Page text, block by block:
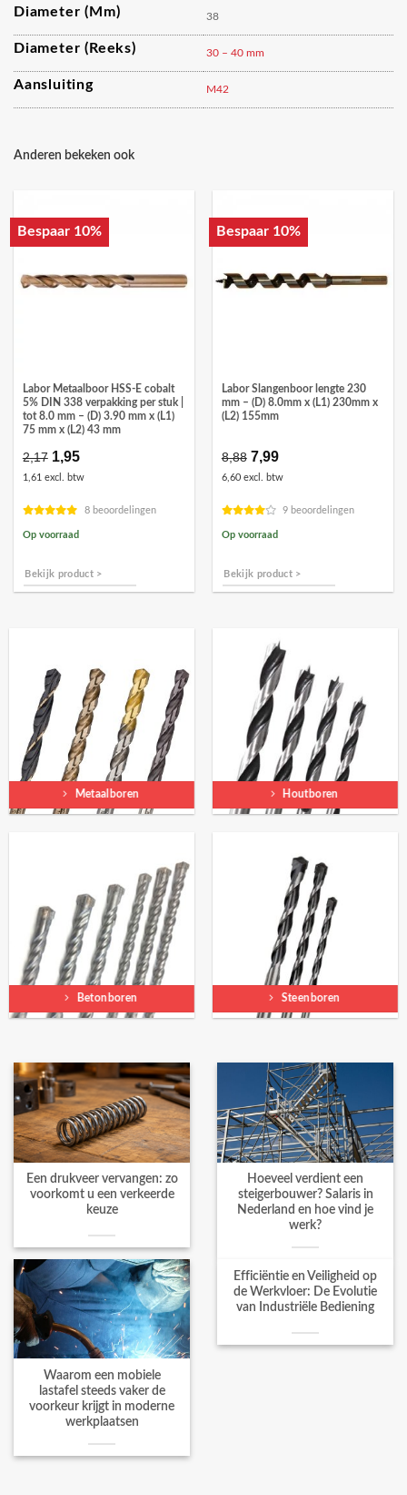
Diameter (mm) 38
Diameter (reeks) 30 – 40 mm
Aansluiting M42
Anderen bekeken ook
Bespaar 10%
Labor Metaalboor HSS-E cobalt
5% DIN 338 verpakking per stuk |
tot 8.0 mm – (D) 3.90 mm x (L1)
75 mm x (L2) 43 mm
2,17 Oorspronkelijke
prijs
was:
1,95Huidige
is:
1,61 excl. btw
8 beoordelingen
Op voorraad
Bekijk product >
Bespaar 10%
Labor Slangenboor lengte 230
mm – (D) 8.0mm x (L1) 230mm x
(L2) 155mm
8,88 Oorspronkelijke
prijs
was:
7,99Huidige
is:
6,60 excl. btw
9 beoordelingen
Op voorraad
Bekijk product >
Metaalboren Houtboren
Betonboren Steenboren
Een drukveer vervangen: zo
voorkomt u een verkeerde
keuze
Hoeveel verdient een
steigerbouwer? Salaris in
Nederland en hoe vind je
werk?
Waarom een mobiele
lastafel steeds vaker de
voorkeur krijgt in moderne
werkplaatsen
Efficiëntie en Veiligheid op
de Werkvloer: De Evolutie
van Industriële Bediening